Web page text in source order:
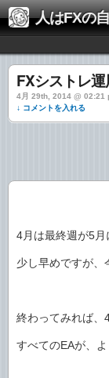
人はFXの
FXシストレ
4月 29th, 2014 @ 02:21
↓ コメントを入れる
4月は最終週が5月
少し早めですが、
終わってみれば、
すべてのEAが、